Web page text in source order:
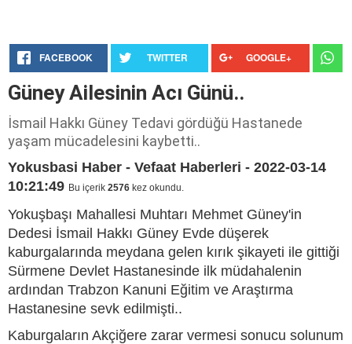
FACEBOOK TWITTER GOOGLE+
Güney Ailesinin Acı Günü..
İsmail Hakkı Güney Tedavi gördüğü Hastanede
yaşam mücadelesini kaybetti..
Yokusbasi Haber - Vefaat Haberleri - 2022-03-14
10:21:49 Bu içerik 2576 kez okundu.
Yokuşbaşı Mahallesi Muhtarı Mehmet Güney'in
Dedesi İsmail Hakkı Güney Evde düşerek
kaburgalarında meydana gelen kırık şikayeti ile gittiği
Sürmene Devlet Hastanesinde ilk müdahalenin
ardından Trabzon Kanuni Eğitim ve Araştırma
Hastanesine sevk edilmişti..
Kaburgaların Akçiğere zarar vermesi sonucu solunum